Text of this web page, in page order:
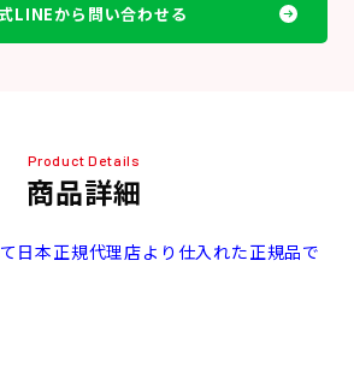
LINEから問い合わせる
Product Details
商品詳細
日本正規代理店より仕入れた正規品で